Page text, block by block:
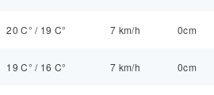
20 C° / 19 C° 7 km/h 0cm
19 C° / 16 C° 7 km/h 0cm